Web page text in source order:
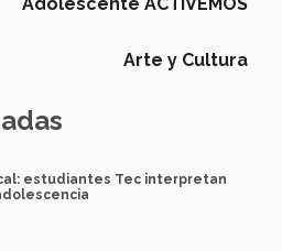
Arte y Cultura
estudiantes Tec interpretan